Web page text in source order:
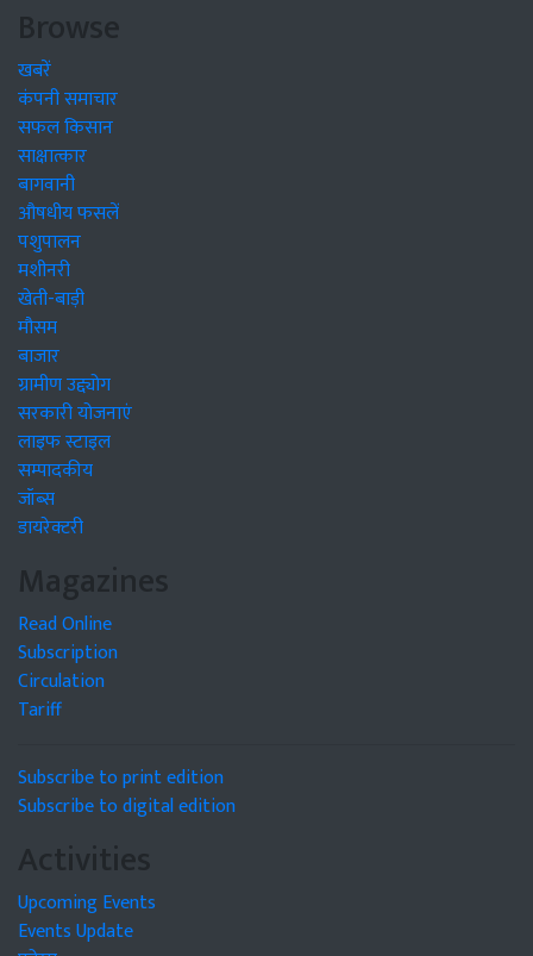
Browse
खबरें
कंपनी समाचार
सफल किसान
साक्षात्कार
बागवानी
औषधीय फसलें
पशुपालन
मशीनरी
खेती-बाड़ी
मौसम
बाजार
ग्रामीण उद्द्योग
सरकारी योजनाएं
लाइफ स्टाइल
सम्पादकीय
जॉब्स
डायरेक्टरी
Magazines
Read Online
Subscription
Circulation
Tariff
Subscribe to print edition
Subscribe to digital edition
Activities
Upcoming Events
Events Update